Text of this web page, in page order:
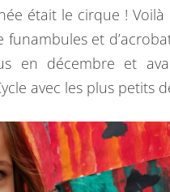
E
N
T
R
E
R
L
T
A
I
était le cirque !
et
en décembre et
avec les plus petits